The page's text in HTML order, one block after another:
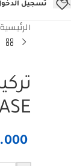
تسجيل
الرئيسية